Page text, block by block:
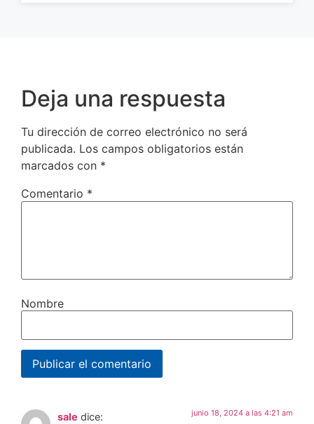
sale dice: junio 18, 2024 a las 4:21 am
Deja una respuesta
Tu dirección de correo electrónico no será
publicada. Los campos obligatorios están
marcados con *
Comentario *
Nombre